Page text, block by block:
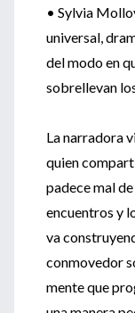
• Sylvia
universal,
del modo en
sobrellevan
La narradora
quien
padece mal
encuentros y
va
conmovedor
mente que